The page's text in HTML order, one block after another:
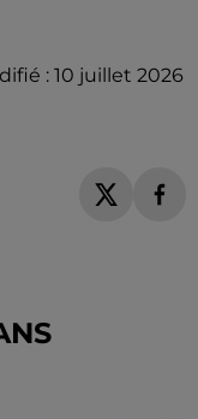
: 10 juillet 2026